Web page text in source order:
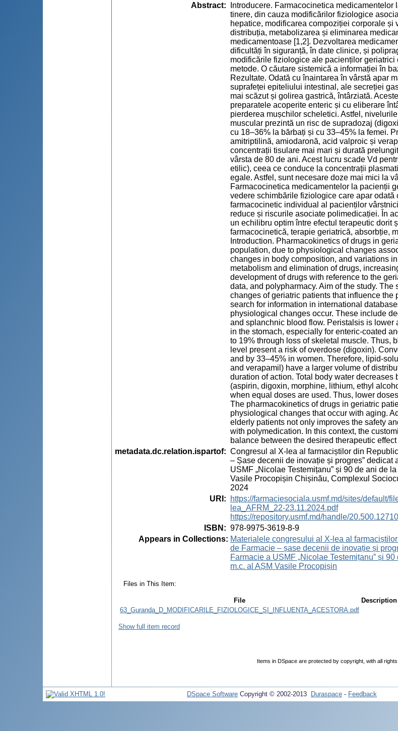
Abstract:
Introducere. Farmacocinetica
tinere, din cauza modificărilor fiziologice
hepatice, modificarea compoziției corporale
distribuția, metabolizarea și eliminarea
medicamentoase [1,2]. Dezvoltarea
dificultăți în siguranță, în date clinice, și
modificările fiziologice ale pacienților
metode. O căutare sistemică a informației în
Rezultate. Odată cu înaintarea în vârstă apar
suprafeței epiteliului intestinal, ale secreției
mai scăzut și golirea gastrică, întârziată.
preparatele acoperite enteric și cu eliberare
pierderea mușchilor scheletici. Astfel,
muscular prezintă un risc de supradozaj
cu 18–36% la bărbați și cu 33–45% la femei.
amitriptilină, amiodaronă, acid valproic și
concentrații tisulare mai mari și durată
vârsta de 80 de ani. Acest lucru scade Vd
etilic), ceea ce conduce la concentrații
egale. Astfel, sunt necesare doze mai mici la
Farmacocinetica medicamentelor la pacienții
vedere schimbările fiziologice care apar odată
farmacocinetic individual al pacienților
reduce și riscurile asociate polimedicației. În
un echilibru optim între efectul terapeutic dorit
farmacocinetică, terapie geriatrică, absorbție,
Introduction. Pharmacokinetics of drugs in
population, due to physiological changes
changes in body composition, and variations
metabolism and elimination of drugs,
development of drugs with reference to the
data, and polypharmacy. Aim of the study.
changes of geriatric patients that influence
search for information in international
physiological changes occur. These include
and splanchnic blood flow. Peristalsis is
in the stomach, especially for enteric-coated
to 19% through loss of skeletal muscle. Thus,
level present a risk of overdose (digoxin).
and by 33–45% in women. Therefore, lipid-
and verapamil) have a larger volume of
duration of action. Total body water
(aspirin, digoxin, morphine, lithium, ethyl
when equal doses are used. Thus, lower
The pharmacokinetics of drugs in geriatric
physiological changes that occur with aging.
elderly patients not only improves the safety
with polymedication. In this context, the
balance between the desired therapeutic
metadata.dc.relation.ispartof: Congresul al X-lea al farmaciștilor din
– Șase decenii de inovație și progres”
USMF „Nicolae Testemițanu” și 90 de ani de
Vasile Procopișin Chișinău, Complexul
2024
URI :
https://farmaciesociala.usmf.md/sites/default/
lea_AFRM_22-23.11.2024.pdf
https://repository.usmf.md/handle/
ISBN : 978-9975-3619-8-9
Appears in Collections: Materialele congresului al X-lea al
de Farmacie – șase decenii de inovație și
Farmacie a USMF „Nicolae Testemițanu” și
m.c. al AȘM Vasile Procopișin
Files in This Item:
File Description
63_Guranda_D_MODIFICARILE_FIZIOLOGICE_SI_INFLUENTA_ACESTORA.pdf
Show full item record
Items in DSpace are protected by copyright, with all
DSpace Software Copyright © 2002-2013 Duraspace - Feedback